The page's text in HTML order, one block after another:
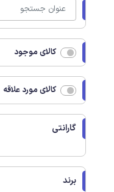
کالای موجود
کالای مورد علاقه
گارانتی
برند